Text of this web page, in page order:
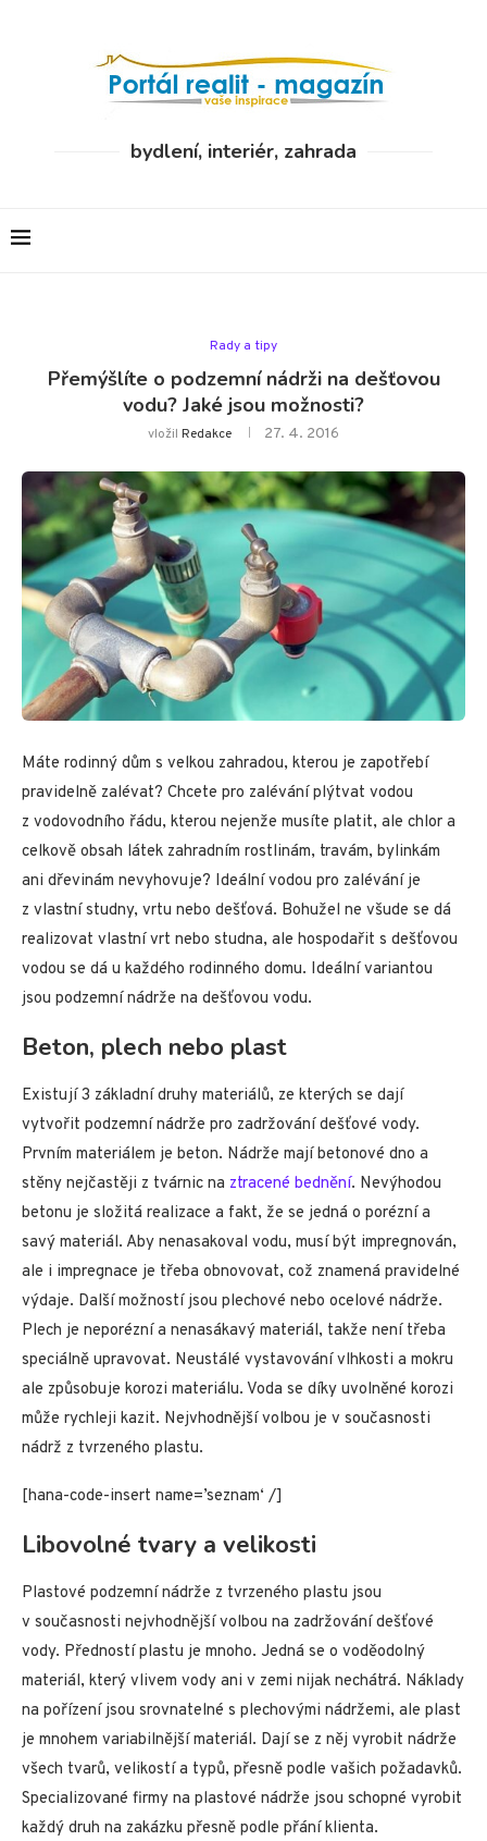
bydlení, interiér, zahrada
Rady a tipy
Přemýšlíte o podzemní nádrži na dešťovou
vodu? Jaké jsou možnosti?
vložil Redakce 27. 4. 2016
Máte rodinný dům s velkou zahradou, kterou je zapotřebí
pravidelně zalévat? Chcete pro zalévání plýtvat vodou
z vodovodního řádu, kterou nejenže musíte platit, ale chlor a
celkově obsah látek zahradním rostlinám, travám, bylinkám
ani dřevinám nevyhovuje? Ideální vodou pro zalévání je
z vlastní studny, vrtu nebo dešťová. Bohužel ne všude se dá
realizovat vlastní vrt nebo studna, ale hospodařit s dešťovou
vodou se dá u každého rodinného domu. Ideální variantou
jsou podzemní nádrže na dešťovou vodu.
Beton, plech nebo plast
Existují 3 základní druhy materiálů, ze kterých se dají
vytvořit podzemní nádrže pro zadržování dešťové vody.
Prvním materiálem je beton. Nádrže mají betonové dno a
stěny nejčastěji z tvárnic na ztracené bednění. Nevýhodou
betonu je složitá realizace a fakt, že se jedná o porézní a
savý materiál. Aby nenasakoval vodu, musí být impregnován,
ale i impregnace je třeba obnovovat, což znamená pravidelné
výdaje. Další možností jsou plechové nebo ocelové nádrže.
Plech je neporézní a nenasákavý materiál, takže není třeba
speciálně upravovat. Neustálé vystavování vlhkosti a mokru
ale způsobuje korozi materiálu. Voda se díky uvolněné korozi
může rychleji kazit. Nejvhodnější volbou je v současnosti
nádrž z tvrzeného plastu.
[hana-code-insert name=’seznam‘ /]
Libovolné tvary a velikosti
Plastové podzemní nádrže z tvrzeného plastu jsou
v současnosti nejvhodnější volbou na zadržování dešťové
vody. Předností plastu je mnoho. Jedná se o voděodolný
materiál, který vlivem vody ani v zemi nijak nechátrá. Náklady
na pořízení jsou srovnatelné s plechovými nádržemi, ale plast
je mnohem variabilnější materiál. Dají se z něj vyrobit nádrže
všech tvarů, velikostí a typů, přesně podle vašich požadavků.
Specializované firmy na plastové nádrže jsou schopné vyrobit
každý druh na zakázku přesně podle přání klienta.